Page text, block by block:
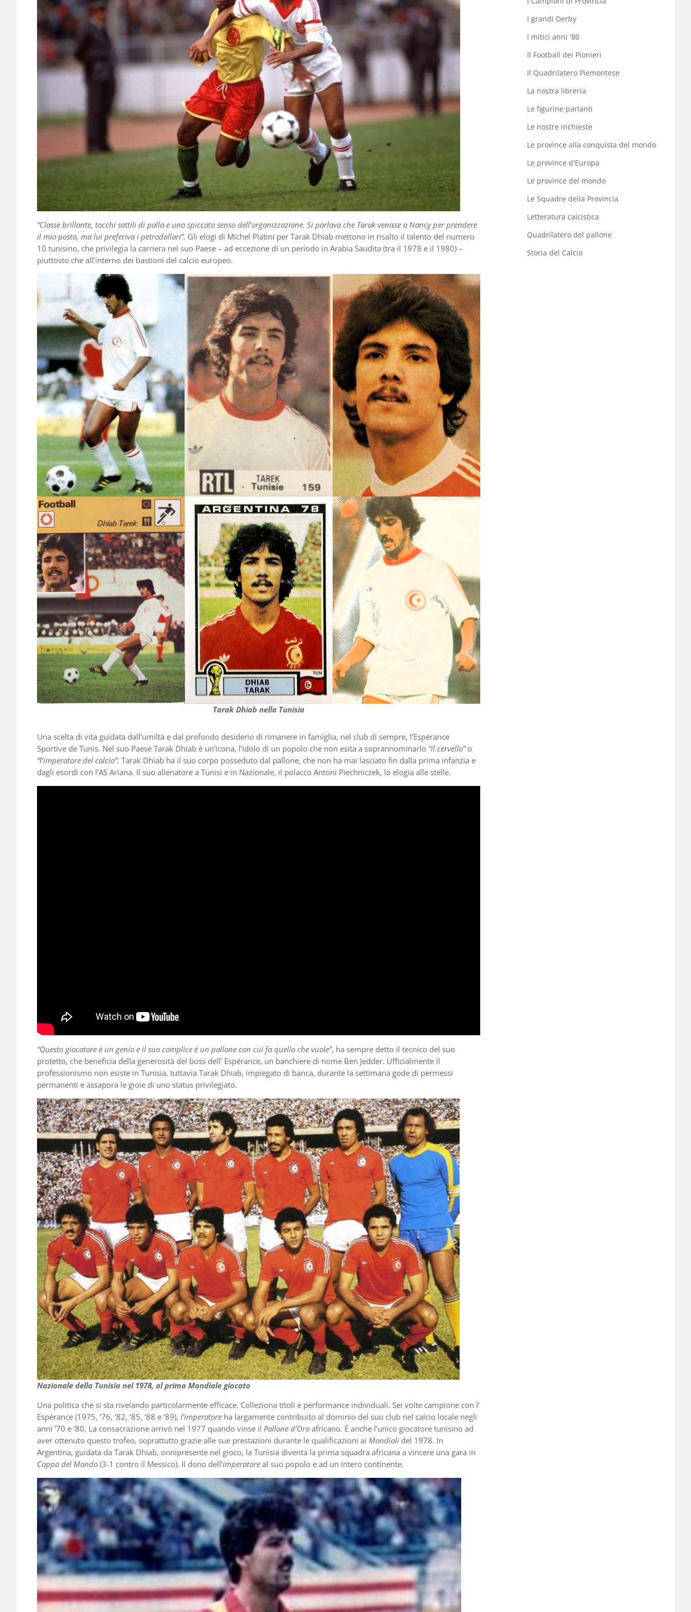
“Classe brillante, tocchi sottili di palla e uno spiccato senso dell’organizzazione. Si parlava che Tarak venisse a Nancy per prendere
il mio posto, ma lui preferiva i petrodollari”. Gli elogi di Michel Platini per Tarak Dhiab mettono in risalto il talento del numero
10 tunisino, che privilegia la carriera nel suo Paese – ad eccezione di un periodo in Arabia Saudita (tra il 1978 e il 1980) –
piuttosto che all’interno dei bastioni del calcio europeo.
Tarak Dhiab nella Tunisia
Una scelta di vita guidata dall’umiltà e dal profondo desiderio di rimanere in famiglia, nel club di sempre, l’Espérance
Sportive de Tunis. Nel suo Paese Tarak Dhiab è un’icona, l’idolo di un popolo che non esita a soprannominarlo “il cervello”o
“l’imperatore del calcio”. Tarak Dhiab ha il suo corpo posseduto dal pallone, che non ha mai lasciato fin dalla prima infanzia e
dagli esordi con l’AS Ariana. Il suo allenatore a Tunisi e in Nazionale, il polacco Antoni Piechniczek, lo elogia alle stelle.
“Questo giocatore è un genio e il suo complice è un pallone con cui fa quello che vuole”, ha sempre detto il tecnico del suo
protetto, che beneficia della generosità del boss dell’ Espérance, un banchiere di nome Ben Jedder. Ufficialmente il
professionismo non esiste in Tunisia, tuttavia Tarak Dhiab, impiegato di banca, durante la settimana gode di permessi
permanenti e assapora le gioie di uno status privilegiato.
Nazionale della Tunisia nel 1978, al primo Mondiale giocato
Una politica che si sta rivelando particolarmente efficace. Colleziona titoli e performance individuali. Sei volte campione con l’
Espérance (1975, ‘76, ‘82, ‘85, ‘88 e ‘89), l’imperatore ha largamente contribuito al dominio del suo club nel calcio locale negli
anni ’70 e ’80. La consacrazione arrivò nel 1977 quando vinse il Pallone d’Oro africano. È anche l’unico giocatore tunisino ad
aver ottenuto questo trofeo, soprattutto grazie alle sue prestazioni durante le qualificazioni ai Mondiali del 1978. In
Argentina, guidata da Tarak Dhiab, onnipresente nel gioco, la Tunisia diventa la prima squadra africana a vincere una gara in
Coppa del Mondo (3-1 contro il Messico). Il dono dell’imperatore al suo popolo e ad un intero continente.
I grandi Derby
I mitici anni '80
Il Football dei Pionieri
Il Quadrilatero Piemontese
La nostra libreria
Le figurine parlanti
Le nostre inchieste
Le province alla conquista del mondo
Le province d'Europa
Le province del mondo
Le Squadre della Provincia
Letteratura calcistica
Quadrilatero del pallone
Storia del Calcio